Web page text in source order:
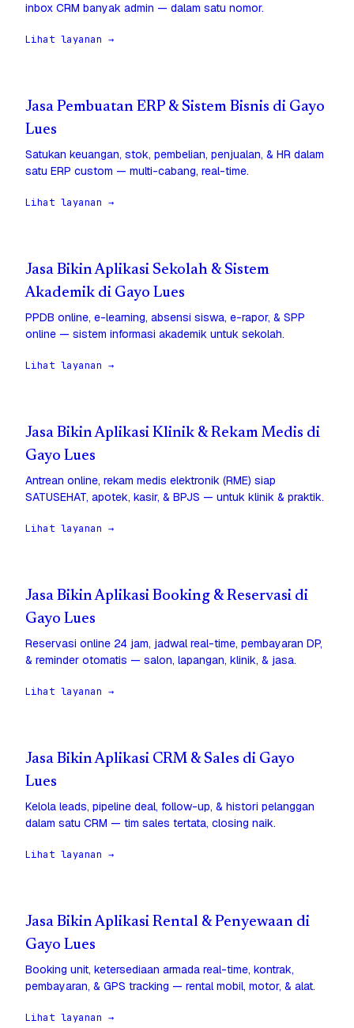
inbox CRM banyak admin — dalam satu nomor.
Lihat layanan →
Jasa Pembuatan ERP & Sistem Bisnis di Gayo
Lues
Satukan keuangan, stok, pembelian, penjualan, & HR dalam
satu ERP custom — multi-cabang, real-time.
Lihat layanan →
Jasa Bikin Aplikasi Sekolah & Sistem
Akademik di Gayo Lues
PPDB online, e-learning, absensi siswa, e-rapor, & SPP
online — sistem informasi akademik untuk sekolah.
Lihat layanan →
Jasa Bikin Aplikasi Klinik & Rekam Medis di
Gayo Lues
Antrean online, rekam medis elektronik (RME) siap
SATUSEHAT, apotek, kasir, & BPJS — untuk klinik & praktik.
Lihat layanan →
Jasa Bikin Aplikasi Booking & Reservasi di
Gayo Lues
Reservasi online 24 jam, jadwal real-time, pembayaran DP,
& reminder otomatis — salon, lapangan, klinik, & jasa.
Lihat layanan →
Jasa Bikin Aplikasi CRM & Sales di Gayo
Lues
Kelola leads, pipeline deal, follow-up, & histori pelanggan
dalam satu CRM — tim sales tertata, closing naik.
Lihat layanan →
Jasa Bikin Aplikasi Rental & Penyewaan di
Gayo Lues
Booking unit, ketersediaan armada real-time, kontrak,
pembayaran, & GPS tracking — rental mobil, motor, & alat.
Lihat layanan →